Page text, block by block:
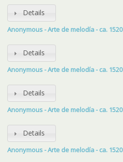
Details
Anonymous - Arte de melodía - ca. 1520
Details
Anonymous - Arte de melodía - ca. 1520
Details
Anonymous - Arte de melodía - ca. 1520
Details
Anonymous - Arte de melodía - ca. 1520